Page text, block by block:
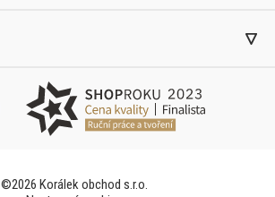
©2026 Korálek obchod s.r.o.